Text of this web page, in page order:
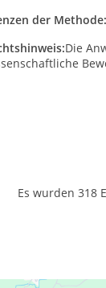
der Methode:
Die
Es wurden 318